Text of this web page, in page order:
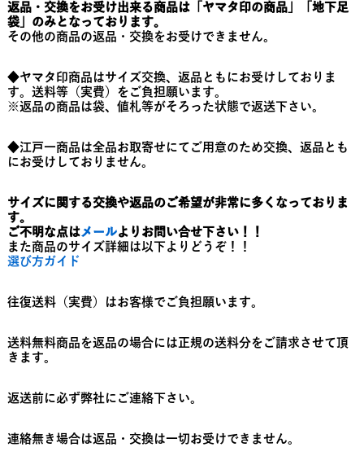
返品・交換をお受け出来る商品は「ヤマタ印の商品」「地下足
袋」のみとなっております。
その他の商品の返品・交換をお受けできません。
◆ヤマタ印商品はサイズ交換、返品ともにお受けしておりま
す。送料等（実費）をご負担願います。
※返品の商品は袋、値札等がそろった状態で返送下さい。
◆江戸一商品は全品お取寄せにてご用意のため交換、返品とも
にお受けしておりません。
サイズに関する交換や返品のご希望が非常に多くなっておりま
す。
ご不明な点はメールよりお問い合せ下さい！！
また商品のサイズ詳細は以下よりどうぞ！！
選び方ガイド
往復送料（実費）はお客様でご負担願います。
送料無料商品を返品の場合には正規の送料分をご請求させて頂
きます。
返送前に必ず弊社にご連絡下さい。
連絡無き場合は返品・交換は一切お受けできません。